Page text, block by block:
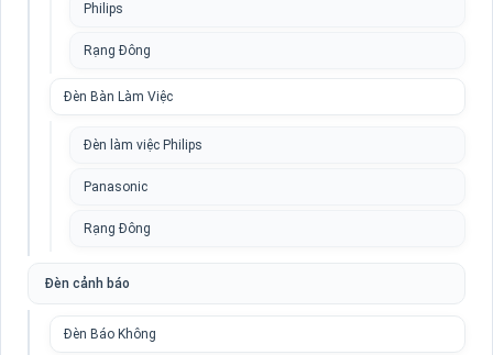
Philips
Rạng Đông
Đèn Bàn Làm Việc
Đèn làm việc Philips
Panasonic
Rạng Đông
Đèn cảnh báo
Đèn Báo Không